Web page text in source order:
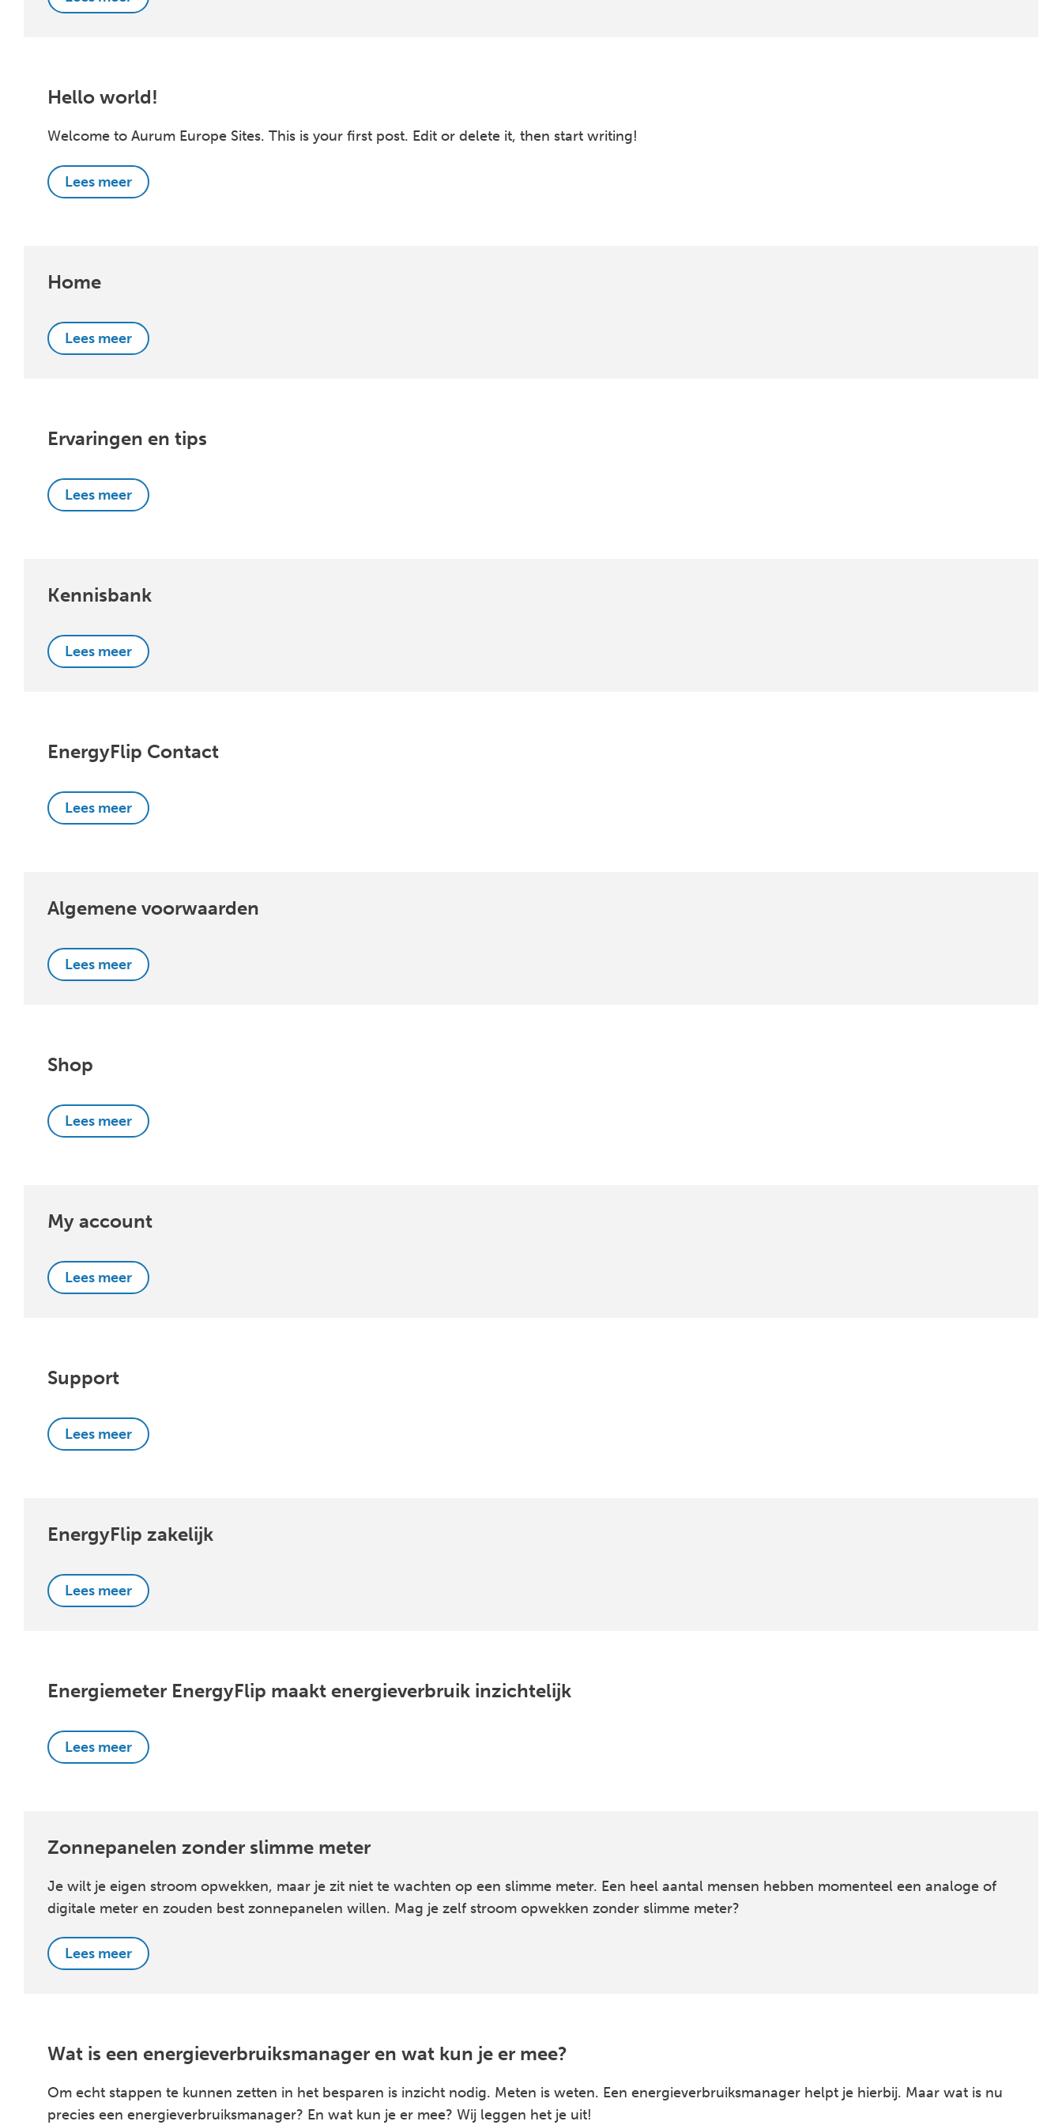
Hello world!
Welcome to Aurum Europe Sites. This is your first post. Edit or delete it, then start writing!
Lees meer
Home
Lees meer
Ervaringen en tips
Lees meer
Kennisbank
Lees meer
EnergyFlip Contact
Lees meer
Algemene voorwaarden
Lees meer
Shop
Lees meer
My account
Lees meer
Support
Lees meer
EnergyFlip zakelijk
Lees meer
Energiemeter EnergyFlip maakt energieverbruik inzichtelijk
Lees meer
Zonnepanelen zonder slimme meter
Je wilt je eigen stroom opwekken, maar je zit niet te wachten op een slimme meter. Een heel aantal mensen hebben momenteel een analoge of
digitale meter en zouden best zonnepanelen willen. Mag je zelf stroom opwekken zonder slimme meter?
Lees meer
Wat is een energieverbruiksmanager en wat kun je er mee?
Om echt stappen te kunnen zetten in het besparen is inzicht nodig. Meten is weten. Een energieverbruiksmanager helpt je hierbij. Maar wat is nu
precies een energieverbruiksmanager? En wat kun je er mee? Wij leggen het je uit!